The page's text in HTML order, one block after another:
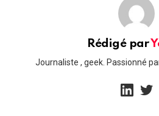
Rédigé par
Journaliste , geek. Passionné
linkedin